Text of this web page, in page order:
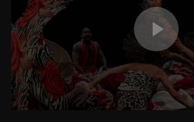
Jouer la vidéo Le Louvre invite Paris l'été